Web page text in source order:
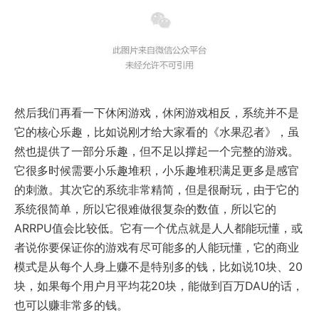
然后我们再看一下休闲游戏，休闲游戏相反，系统并不是
它的核心乐趣，比如说刚才给大家看的《水果忍者》，虽
然也提供了一部分乐趣，但不足以撑起一个完整的游戏。
它很多时候需要小乐趣堆积，小乐趣堆积满足更多是感官
的刺激。其次它的系统非常精简，但是很耐玩，由于它的
系统很简单，所以它很难做很复杂的数值，所以它的
ARRPU值会比较低。它有一个优点就是人人都能玩懂，或
者说你要保证你的游戏有尽可能多的人能玩懂，它的商业
模式是从每个人身上赚不是特别多的钱，比如说10块、20
块，如果每个用户月平均花20块，能做到百万DAU的话，
也可以赚非常多的钱。